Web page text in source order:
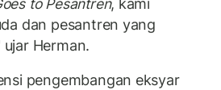
dan pesantren yang
Herman.
pengembangan eksyar